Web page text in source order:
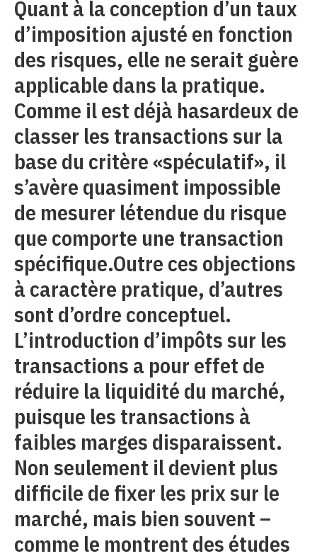
Quant à la conception d’un taux
d’imposition ajusté en fonction
des risques, elle ne serait guère
applicable dans la pratique.
Comme il est déjà hasardeux de
classer les transactions sur la
base du critère «spéculatif», il
s’avère quasiment impossible
de mesurer létendue du risque
que comporte une transaction
spécifique.Outre ces objections
à caractère pratique, d’autres
sont d’ordre conceptuel.
L’introduction d’impôts sur les
transactions a pour effet de
réduire la liquidité du marché,
puisque les transactions à
faibles marges disparaissent.
Non seulement il devient plus
difficile de fixer les prix sur le
marché, mais bien souvent –
comme le montrent des études